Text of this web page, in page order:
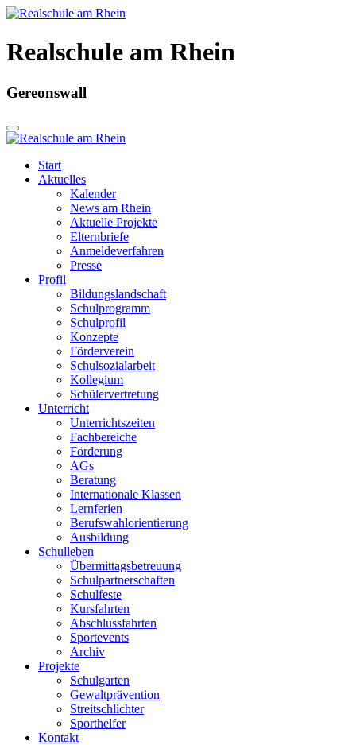
Realschule am Rhein
Gereonswall
Start
Aktuelles
Kalender
News am Rhein
Aktuelle Projekte
Elternbriefe
Anmeldeverfahren
Presse
Profil
Bildungslandschaft
Schulprogramm
Schulprofil
Konzepte
Förderverein
Schulsozialarbeit
Kollegium
Schülervertretung
Unterricht
Unterrichtszeiten
Fachbereiche
Förderung
AGs
Beratung
Internationale Klassen
Lernferien
Berufswahlorientierung
Ausbildung
Schulleben
Übermittagsbetreuung
Schulpartnerschaften
Schulfeste
Kursfahrten
Abschlussfahrten
Sportevents
Archiv
Projekte
Schulgarten
Gewaltprävention
Streitschlichter
Sporthelfer
Kontakt